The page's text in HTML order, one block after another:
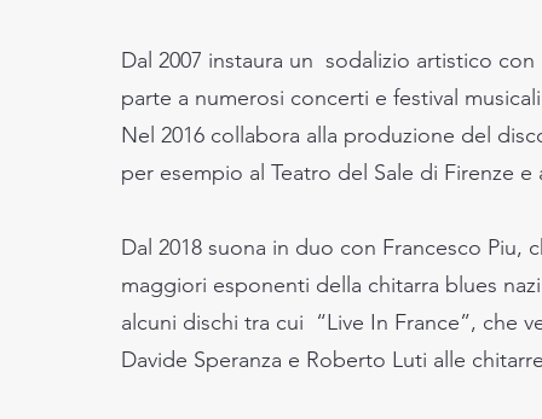
Dal 2007 instaura un sodalizio artistico
parte a numerosi concerti e festival
Nel 2016 collabora alla produzione del
per esempio al Teatro del Sale di Firenze e
Dal 2018 suona in duo con Francesco
maggiori esponenti della chitarra blues
alcuni dischi tra cui “Live In France”, che
Davide Speranza e Roberto Luti alle